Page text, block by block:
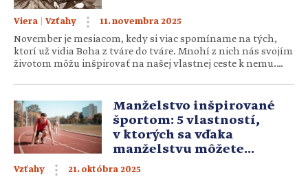
Viera Vzťahy 11. novembra 2025
November je mesiacom, kedy si viac spomíname na tých,
ktorí už vidia Boha z tváre do tváre. Mnohí z nich nás svojím
životom môžu inšpirovať na našej vlastnej ceste k nemu.
v manželstve sami žili. Prinášame príbehy troch takých
párov, ktoré nás môžu nadchnúť, sprevádzať aj pohýnať
v tom, čo sami […]
Manželstvo inšpirované
športom: 5 vlastností,
v ktorých sa vďaka
manželstvu môžete
zdokonaliť
Vzťahy 21. októbra 2025